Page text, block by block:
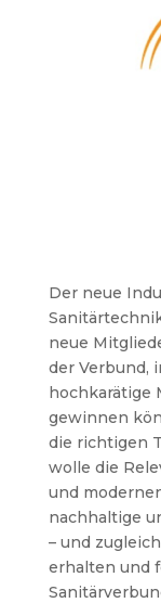
Der neue
neue
der Verbund,
hochkarätige
gewinnen
die richtigen
wolle die
und
nachhaltige
– und
erhalten und